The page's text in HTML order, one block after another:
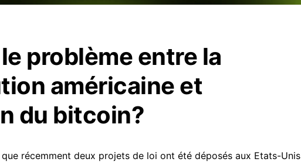
problème entre la
américaine et
du bitcoin?
que récemment deux projets de loi ont été déposés aux Etats-Unis